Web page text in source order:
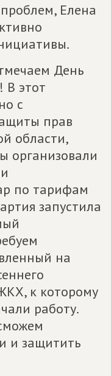
Елена
День
В этот
с
прав
области,
организовали
по тарифам
запустила
на
к которому
работу.
и защитить